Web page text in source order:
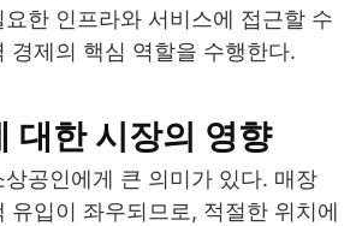
한 인프라와 서비스에 접근할 수
경제의 핵심 역할을 수행한다.
대한 시장의 영향
공인에게 큰 의미가 있다. 매장
유입이 좌우되므로, 적절한 위치에